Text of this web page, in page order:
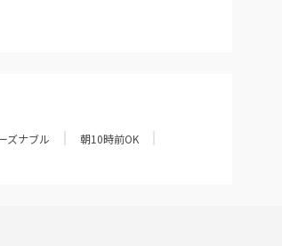
ズナブル
朝10時前OK